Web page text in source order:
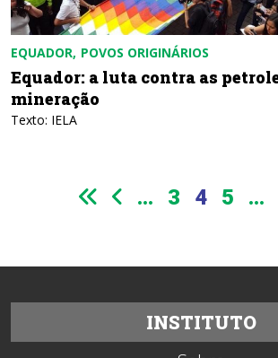
EQUADOR POVOS ORIGINÁRIOS
Equador: a luta contra as
mineração
Texto: IELA
... 3 4 5 ...
INSTITUTO